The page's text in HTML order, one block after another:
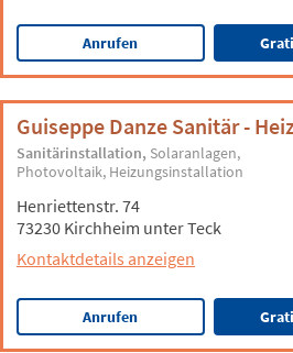
Anrufen
Guiseppe Danze Sanitär -
Sanitärinstallation Solaranlagen
Photovoltaik Heizungsinstallation
Henriettenstr. 74
73230 Kirchheim unter Teck
Kontaktdetails anzeigen
Anrufen